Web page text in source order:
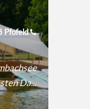
Pfofeld
Da...